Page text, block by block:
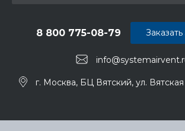
8 800 775-08-79
г. Москва, БЦ Вятский, ул.